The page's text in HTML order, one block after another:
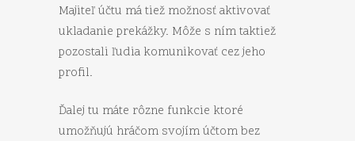
Majiteľ účtu má tiež možnosť aktivovať
ukladanie prekážky. Môže s ním taktiež
pozostali ľudia komunikovať cez jeho
profil.
Ďalej tu máte rôzne funkcie ktoré
umožňujú hráčom svojím účtom bez